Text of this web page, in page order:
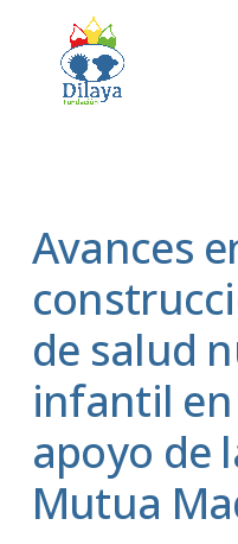
Avances
de salud
infantil en
apoyo de
Mutua